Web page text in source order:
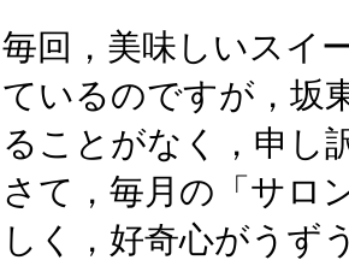
毎回，美味しいスイ
ているのですが，坂
ることがなく，申し
さて，毎月の「サロ
しく，好奇心がうず